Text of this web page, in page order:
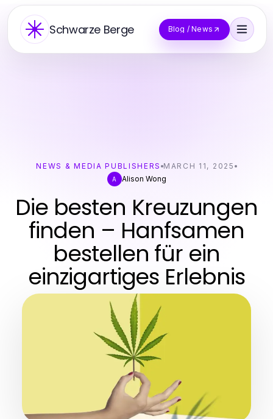
Schwarze Berge Blog / News
NEWS & MEDIA PUBLISHERS MARCH 11, 2025
A Alison Wong
Die besten Kreuzungen
finden – Hanfsamen
bestellen für ein
einzigartiges Erlebnis